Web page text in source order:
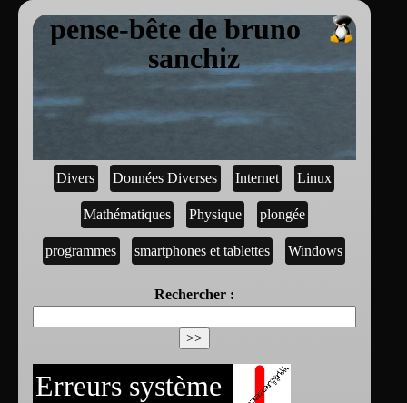
pense-bête de bruno
sanchiz
Divers Données Diverses Internet Linux
Mathématiques Physique plongée
programmes smartphones et tablettes Windows
Rechercher :
Erreurs système